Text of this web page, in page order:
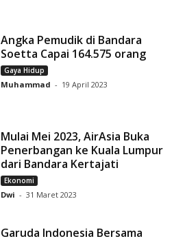
Angka Pemudik di Bandara
Soetta Capai 164.575 orang
Gaya Hidup
Muhammad - 19 April 2023
Mulai Mei 2023, AirAsia Buka
Penerbangan ke Kuala Lumpur
dari Bandara Kertajati
Ekonomi
Dwi - 31 Maret 2023
Garuda Indonesia Bersama